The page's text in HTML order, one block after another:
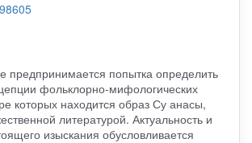
предпринимается попытка определить
фольклорно-мифологических
которых находится образ Су анасы,
литературой. Актуальность и
изыскания обусловливается